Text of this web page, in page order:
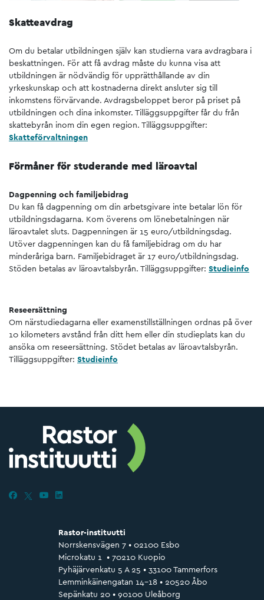
Skatteavdrag
Om du betalar utbildningen själv kan studierna vara avdragbara i
beskattningen. För att få avdrag måste du kunna visa att
utbildningen är nödvändig för upprätthållande av din
yrkeskunskap och att kostnaderna direkt ansluter sig till
inkomstens förvärvande. Avdragsbeloppet beror på priset på
utbildningen och dina inkomster. Tilläggsuppgifter får du från
skattebyrån inom din egen region. Tilläggsuppgifter:
Skatteförvaltningen
Förmåner för studerande med läroavtal
Dagpenning och familjebidrag
Du kan få dagpenning om din arbetsgivare inte betalar lön för
utbildningsdagarna. Kom överens om lönebetalningen när
läroavtalet sluts. Dagpenningen är 15 euro/utbildningsdag.
Utöver dagpenningen kan du få familjebidrag om du har
minderåriga barn. Familjebidraget är 17 euro/utbildningsdag.
Stöden betalas av läroavtalsbyrån. Tilläggsuppgifter: Studieinfo
Reseersättning
Om närstudiedagarna eller examenstillställningen ordnas på över
10 kilometers avstånd från ditt hem eller din studieplats kan du
ansöka om reseersättning. Stödet betalas av läroavtalsbyrån.
Tilläggsuppgifter: Studieinfo
Rastor-instituutti
Norrskensvägen 7 • 02100 Esbo
Microkatu 1 • 70210 Kuopio
Pyhäjärvenkatu 5 A 25 • 33100 Tammerfors
Lemminkäinengatan 14-18 • 20520 Åbo
Sepänkatu 20 • 90100 Uleåborg